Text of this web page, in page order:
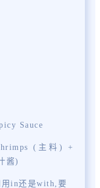
Sauce
rimps (主料) +
酱)
用in还是with,要